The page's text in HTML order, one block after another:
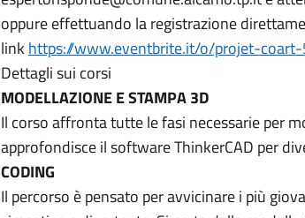
oppure effettuando la registrazione
link https://www.eventbrite.it/o/projet-
Dettagli sui corsi
MODELLAZIONE E STAMPA 3D
Il corso affronta tutte le fasi necessarie per
approfondisce il software ThinkerCAD per
CODING
Il percorso è pensato per avvicinare i più